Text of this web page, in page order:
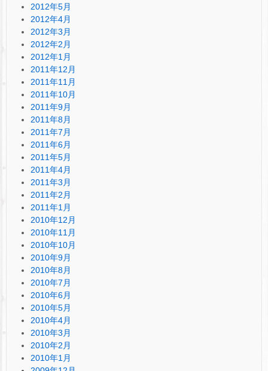
2012年5月
2012年4月
2012年3月
2012年2月
2012年1月
2011年12月
2011年11月
2011年10月
2011年9月
2011年8月
2011年7月
2011年6月
2011年5月
2011年4月
2011年3月
2011年2月
2011年1月
2010年12月
2010年11月
2010年10月
2010年9月
2010年8月
2010年7月
2010年6月
2010年5月
2010年4月
2010年3月
2010年2月
2010年1月